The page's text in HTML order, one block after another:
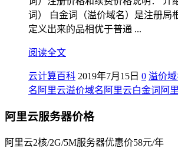
词） 白金词（溢价域名）是注册局
定义出来的品相优于普通 ...
阅读全文
云计算百科 2019年7月15日 0 溢价域
名 阿里云溢价域名 阿里云白金词 阿
阿里云服务器价格
阿里云2核/2G/5M服务器优惠价58元/年